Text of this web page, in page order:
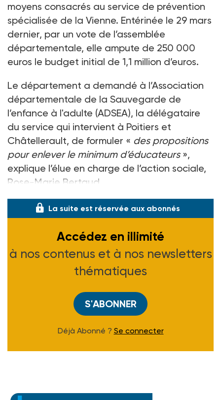
moyens consacrés au service de prévention
spécialisée de la Vienne. Entérinée le 29 mars
dernier, par un vote de l’assemblée
départementale, elle ampute de 250 000
euros le budget initial de 1,1 million d’euros.
Le département a demandé à l’Association
départementale de la Sauvegarde de
l’enfance à l'adulte (ADSEA), la délégataire
du service qui intervient à Poitiers et
Châtellerault, de formuler « des propositions
pour enlever le minimum d’éducateurs»,
explique l’élue en charge de l’action sociale,
Rose-Marie Bertaud.
La suite est réservée aux abonnés
Accédez en illimité
à nos contenus et à nos newsletters
thématiques
S'ABONNER
Déjà Abonné ? Se connecter